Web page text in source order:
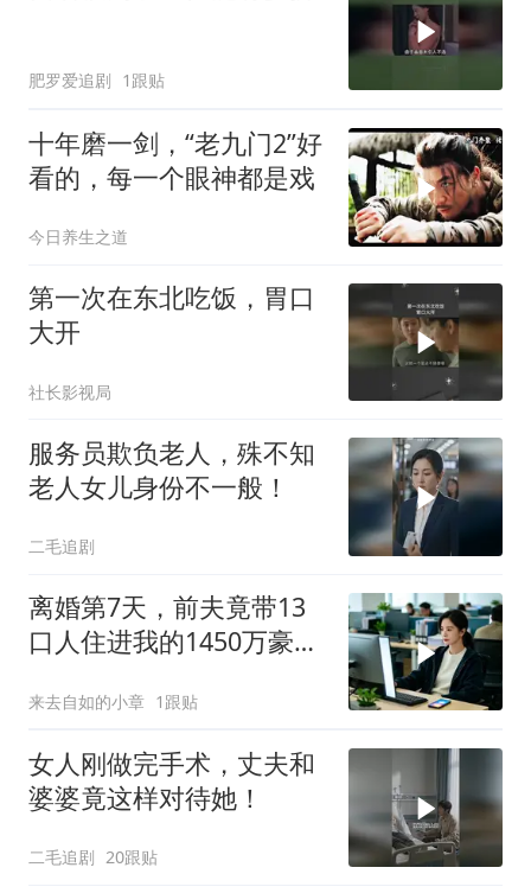
肥罗爱追剧 1跟贴
十年磨一剑，“老九门2”好
看的，每一个眼神都是戏
今日养生之道
第一次在东北吃饭，胃口
大开
社长影视局
服务员欺负老人，殊不知
老人女儿身份不一般！
二毛追剧
离婚第7天，前夫竟带13
口人住进我的1450万豪
来去自如的小章 1跟贴
女人刚做完手术，丈夫和
婆婆竟这样对待她！
二毛追剧 20跟贴